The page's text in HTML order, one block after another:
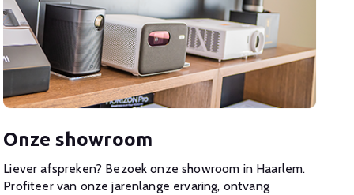
Onze showroom
Liever afspreken? Bezoek onze showroom in Haarlem.
Profiteer van onze jarenlange ervaring, ontvang